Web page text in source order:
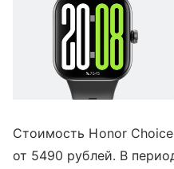
Стоимость Honor
от 5490 рублей. В